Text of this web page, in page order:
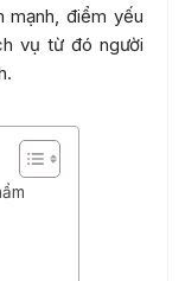
điểm yếu
vụ từ đó người